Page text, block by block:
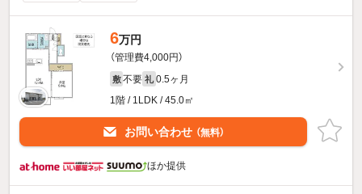
6万円
（管理費4,000円）
敷 不要 礼 0.5ヶ月
1階 / 1LDK / 45.0㎡
お問い合わせ （無料）
ほか提供